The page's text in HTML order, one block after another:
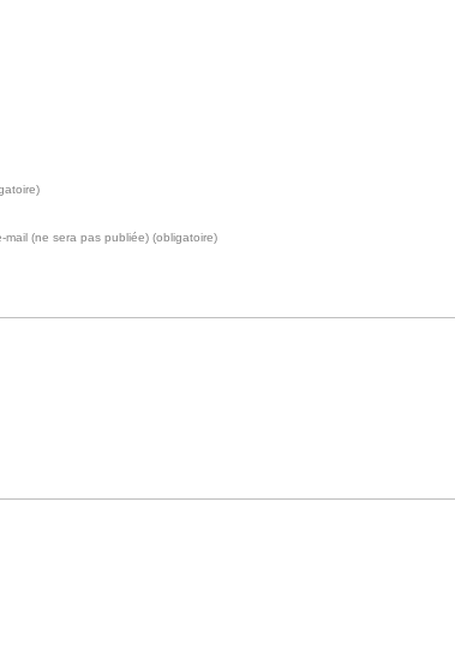
mail (ne sera pas publiée) (obligatoire)